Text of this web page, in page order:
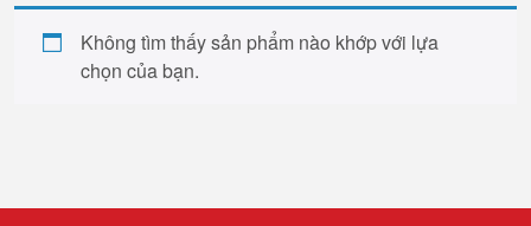
Không tìm thấy sản phẩm nào khớp với lựa
chọn của bạn.